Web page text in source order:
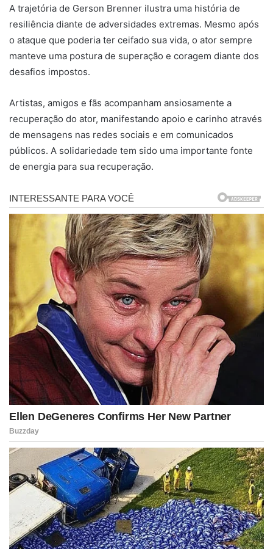
A trajetória de Gerson Brenner ilustra uma história de
resiliência diante de adversidades extremas. Mesmo após
o ataque que poderia ter ceifado sua vida, o ator sempre
manteve uma postura de superação e coragem diante dos
desafios impostos.
Artistas, amigos e fãs acompanham ansiosamente a
recuperação do ator, manifestando apoio e carinho através
de mensagens nas redes sociais e em comunicados
públicos. A solidariedade tem sido uma importante fonte
de energia para sua recuperação.